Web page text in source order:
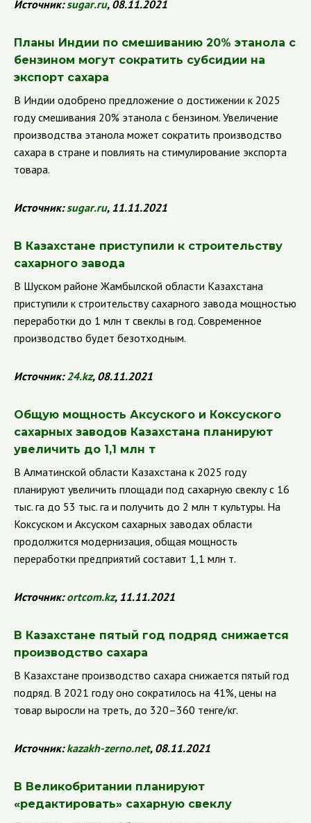
Источник:sugar.ru, 08.11.2021
Планы Индии по смешиванию 20% этанола с
бензином могут сократить субсидии на
экспорт сахара
В Индии одобрено предложение о достижении к 2025
году смешивания 20% этанола с бензином. Увеличение
производства этанола может сократить производство
сахара в стране и повлиять на стимулирование экспорта
товара.
Источник:sugar.ru, 11.11.2021
В Казахстане приступили к строительству
сахарного завода
В Шуском районе Жамбылской области Казахстана
приступили к строительству сахарного завода мощностью
переработки до 1 млн т свеклы в год. Современное
производство будет безотходным.
Источник:24.kz, 08.11.2021
Общую мощность Аксуского и Коксуского
сахарных заводов Казахстана планируют
увеличить до 1,1 млн т
В Алматинской области Казахстана к 2025 году
планируют увеличить площади под сахарную свеклу с 16
тыс. га до 53 тыс. га и получить до 2 млн т культуры. На
Коксуском и Аксуском сахарных заводах области
продолжится модернизация, общая мощность
переработки предприятий составит 1,1 млн т.
Источник:ortcom.kz, 11.11.2021
В Казахстане пятый год подряд снижается
производство сахара
В Казахстане производство сахара снижается пятый год
подряд. В 2021 году оно сократилось на 41%, цены на
товар выросли на треть, до 320–360 тенге/кг.
Источник:kazakh-zerno.net, 08.11.2021
В Великобритании планируют
«редактировать» сахарную свеклу